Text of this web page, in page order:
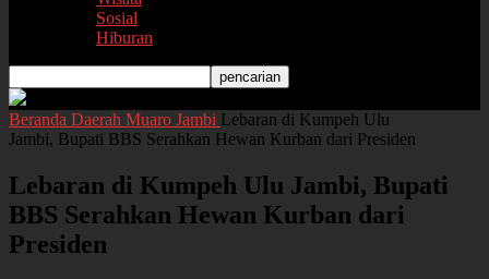
Sosial
Hiburan
Beranda Daerah Muaro Jambi Lebaran di Kumpeh Ulu
Jambi, Bupati BBS Serahkan Hewan Kurban dari Presiden
Lebaran di Kumpeh Ulu Jambi, Bupati
BBS Serahkan Hewan Kurban dari
Presiden